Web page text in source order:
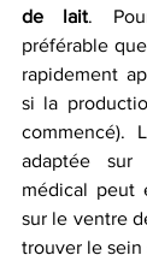
de lait.
préférable
rapidement
si la
commencé).
adaptée
médical peut
sur le ventre
trouver le sein